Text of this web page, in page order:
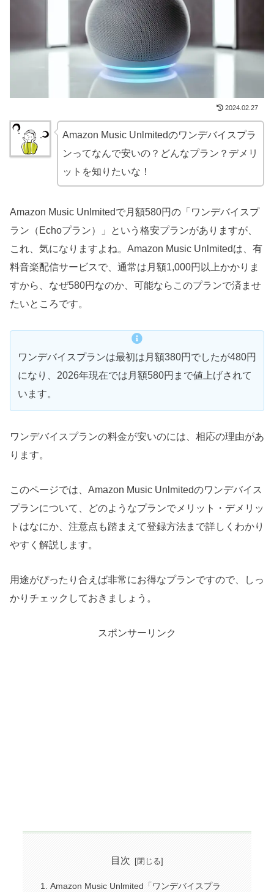
2024.02.27
Amazon Music Unlmitedのワンデバイスプラ
ンってなんで安いの？どんなプラン？デメリ
ットを知りたいな！
Amazon Music Unlmitedで月額580円の「ワンデバイスプ
ラン（Echoプラン）」という格安プランがありますが、
これ、気になりますよね。Amazon Music Unlmitedは、有
料音楽配信サービスで、通常は月額1,000円以上かかりま
すから、なぜ580円なのか、可能ならこのプランで済ませ
たいところです。
ワンデバイスプランは最初は月額380円でしたが480円
になり、2026年現在では月額580円まで値上げされて
います。
ワンデバイスプランの料金が安いのには、相応の理由があ
ります。
このページでは、Amazon Music Unlmitedのワンデバイス
プランについて、どのようなプランでメリット・デメリッ
トはなにか、注意点も踏まえて登録方法まで詳しくわかり
やすく解説します。
用途がぴったり合えば非常にお得なプランですので、しっ
かりチェックしておきましょう。
スポンサーリンク
目次
Amazon Music Unlmited「ワンデバイスプラ